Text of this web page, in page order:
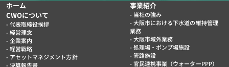
ホーム
CWOについて
代表取締役挨拶
経営理念
企業案内
経営戦略
アセットマネジメント方針
決算報告書
事業紹介
当社の強み
大阪市における下水道の維持管理
業務
大阪市域外業務
処理場・ポンプ場施設
管路施設
官民連携事業（ウォーターPPP）